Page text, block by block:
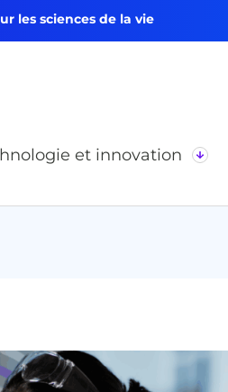
les sciences de la vie
et innovation